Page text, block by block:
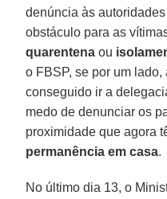
denúncia às
obstáculo para as
quarentena ou
o FBSP, se por um
conseguido ir a
medo de denunciar os
proximidade que agora
permanência em casa.
No último dia 13, o